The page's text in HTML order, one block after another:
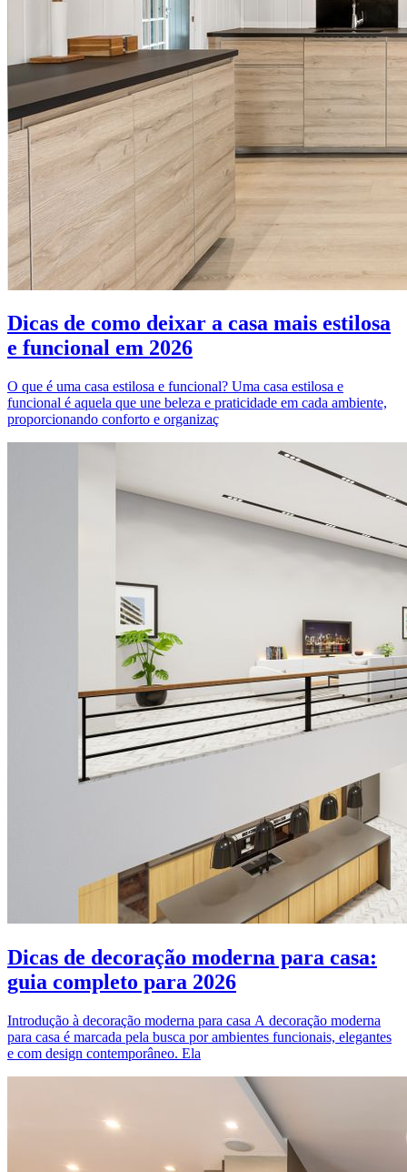
Dicas de como deixar a casa mais estilosa
e funcional em 2026
O que é uma casa estilosa e funcional? Uma casa estilosa e
funcional é aquela que une beleza e praticidade em cada ambiente,
proporcionando conforto e organizaç
Dicas de decoração moderna para casa:
guia completo para 2026
Introdução à decoração moderna para casa A decoração moderna
para casa é marcada pela busca por ambientes funcionais, elegantes
e com design contemporâneo. Ela